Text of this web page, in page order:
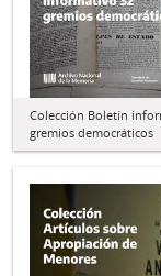
Colección Boletín
gremios democráticos